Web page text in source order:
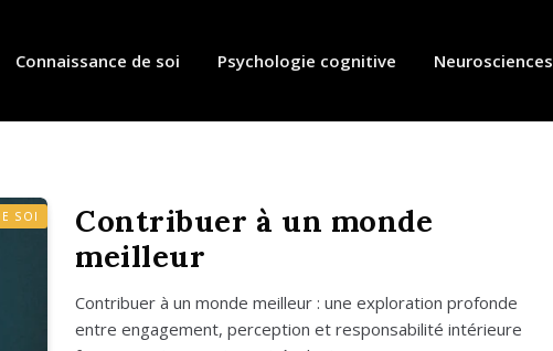
Connaissance de soi Psychologie cognitive Neurosciences
SOI
Contribuer à un monde
meilleur
Contri­buer à un monde meilleur : une explo­ra­tion pro­fonde
entre enga­ge­ment, per­cep­tion et res­pon­sa­bi­li­té inté­rieure